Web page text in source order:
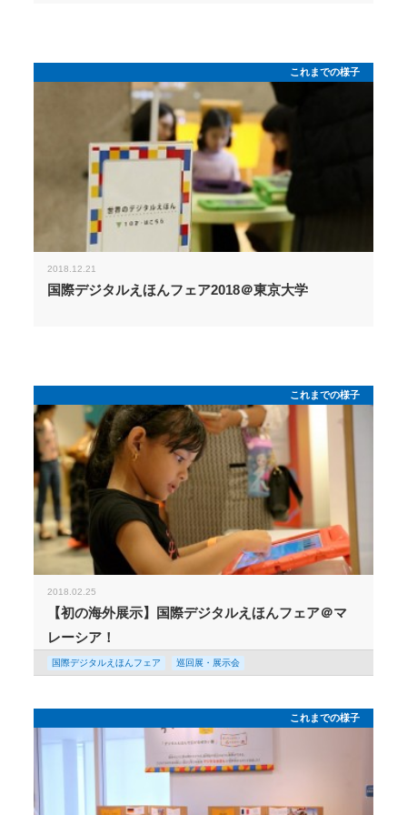
これまでの様子
2018.12.21
国際デジタルえほんフェア2018＠東京大学
これまでの様子
2018.02.25
【初の海外展示】国際デジタルえほんフェア＠マ
レーシア！
国際デジタルえほんフェア 巡回展・展示会
これまでの様子